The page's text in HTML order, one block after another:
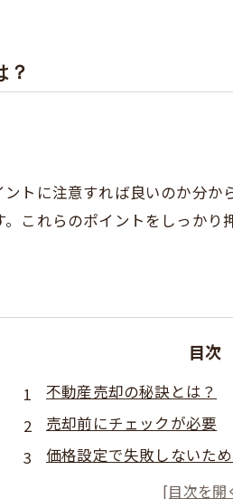
？
トに注意すれば良いのか分
これらのポイントをしっか
目次
不動産売却の秘訣とは？
売却前にチェックが必要
価格設定で失敗しないた
広告の仕方で売れ行きが変